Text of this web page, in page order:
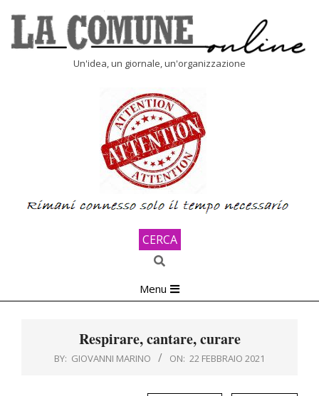
content
Un'idea, un giornale, un'organizzazione
CERCA
Search
Navigation
Menu
Respirare, cantare, curare
BY: GIOVANNI MARINO ON: 22 FEBBRAIO 2021